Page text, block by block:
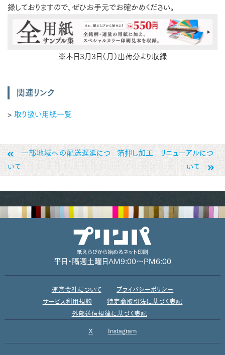
録しておりますので、ぜひお手元でお確かめください。
※本日3月3日（月）出荷分より収録
関連リンク
>取り扱い用紙一覧
一部地域への配送遅延につ
いて
箔押し加工｜リニューアルにつ
いて
平日・隔週土曜日 AM9:00～PM6:00
運営会社について
プライバシーポリシー
サービス利用規約
特定商取引法に基づく表記
外部送信規律に基づく表記
X Instagram